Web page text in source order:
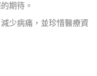
期待。
少病痛，並珍惜醫療資